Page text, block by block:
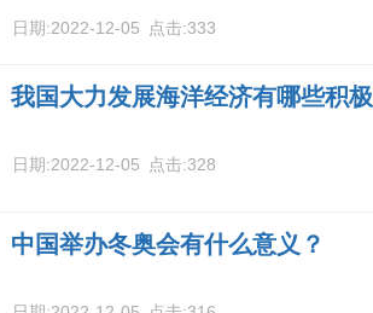
日期:2022-12-05 点击:333
我国大力发展海洋经济有哪些积
日期:2022-12-05 点击:328
中国举办冬奥会有什么意义？